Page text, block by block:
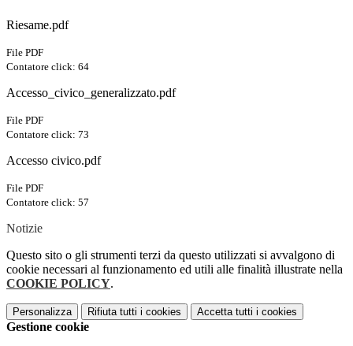
Riesame.pdf
File PDF
Contatore click: 64
Accesso_civico_generalizzato.pdf
File PDF
Contatore click: 73
Accesso civico.pdf
File PDF
Contatore click: 57
Notizie
Questo sito o gli strumenti terzi da questo utilizzati si avvalgono di
cookie necessari al funzionamento ed utili alle finalità illustrate nella
COOKIE POLICY.
Personalizza Rifiuta tutti i cookies Accetta tutti i cookies
Gestione cookie